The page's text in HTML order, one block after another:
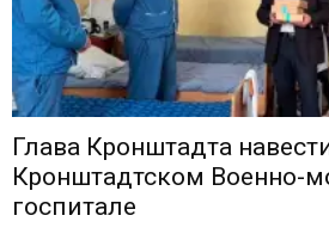
Глава Кронштадта
Кронштадтском Военно-
госпитале